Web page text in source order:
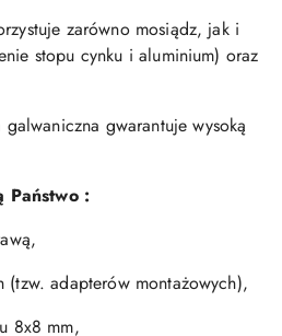
zarówno mosiądz, jak i
stopu cynku i aluminium) oraz
gwarantuje wysoką
Państwo :
(tzw. adapterów montażowych),
8x8 mm,